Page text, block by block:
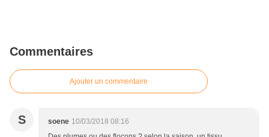
Commentaires
Ajouter un commentaire
S soene 10/03/2018 08:16